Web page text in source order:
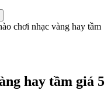
chơi nhạc vàng hay tầm
hay tầm giá 5